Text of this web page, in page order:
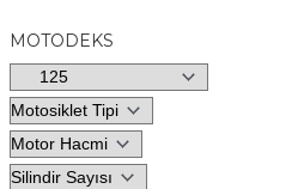
MOTODEKS